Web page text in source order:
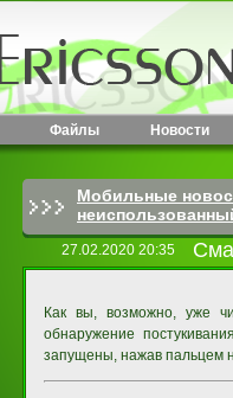
Файлы Новости
Мобильные
27.02.2020 20:35
Как вы, возможно, уже
обнаружение
запущены, нажав пальцем